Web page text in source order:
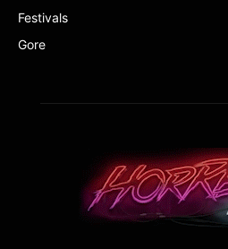
Festivals
Gore